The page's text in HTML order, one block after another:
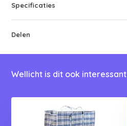
Specificaties
Delen
Wellicht is dit ook interessant